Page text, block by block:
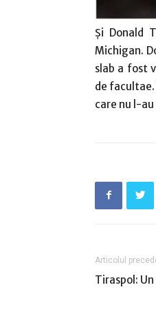
Şi Donald
Michigan.
slab a fost
de
care nu l-
Articolul
Tiraspol: